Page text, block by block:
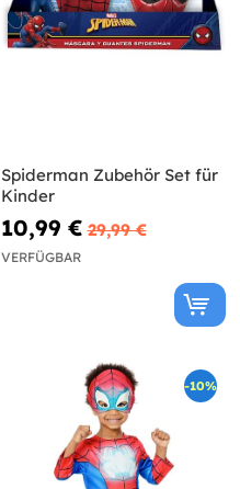
Spiderman Zubehör Set für
Kinder
10,99 € 29,99 €
VERFÜGBAR
-10%